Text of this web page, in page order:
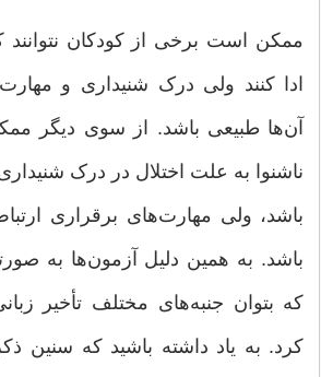
ممکن است برخی از کودکان نتوانند
ادا کنند ولی درک شنیداری و
آن‌ها طبیعی باشد. از سوی دیگر
ناشنوا به علت اختلال در درک
باشد، ولی مهارت‌های برقراری
باشد. به همین دلیل آزمون‌ها به
که بتوان جنبه‌های مختلف تأخیر
کرد. به یاد داشته باشید که سنین